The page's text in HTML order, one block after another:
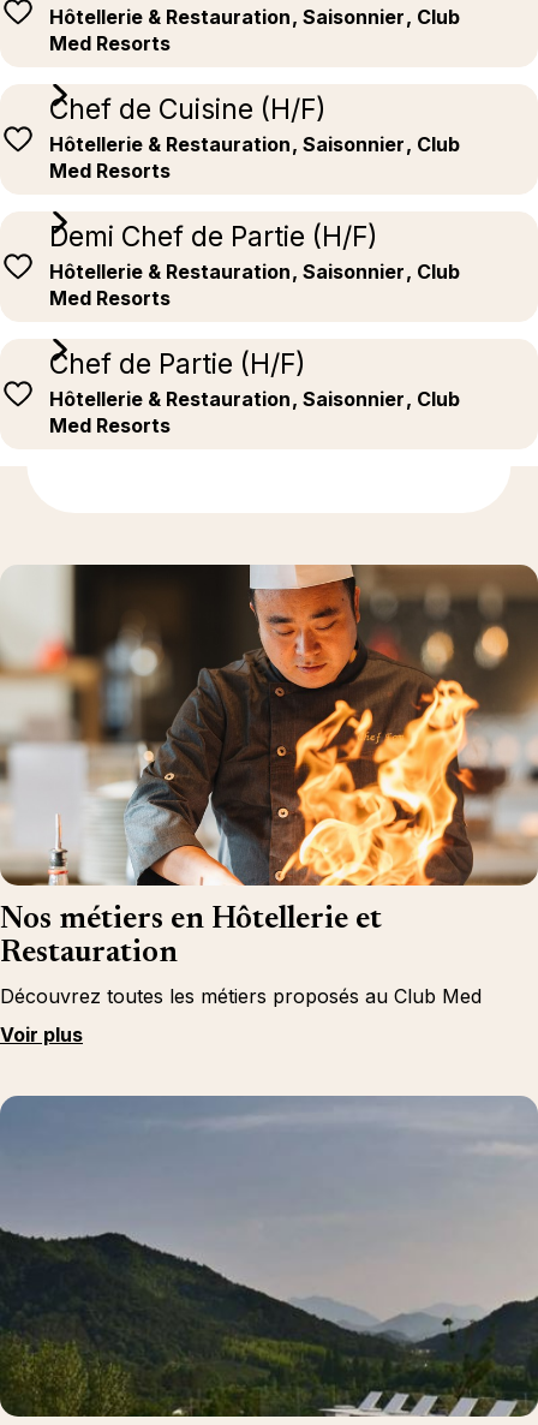
Hôtellerie & Restauration, Saisonnier, Club
Med Resorts
Chef de Cuisine (H/F)
Hôtellerie & Restauration, Saisonnier, Club
Med Resorts
Demi Chef de Partie (H/F)
Hôtellerie & Restauration, Saisonnier, Club
Med Resorts
Chef de Partie (H/F)
Hôtellerie & Restauration, Saisonnier, Club
Med Resorts
Nos métiers en Hôtellerie et
Restauration
Découvrez toutes les métiers proposés au Club Med
Voir plus